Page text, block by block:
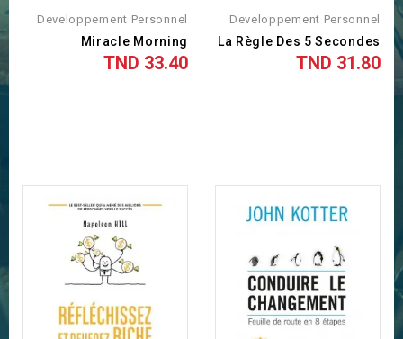
Developpement Personnel
Miracle Morning
السعر
33.40 TND
Developpement Personnel
La Règle Des 5 Secondes
السعر
31.80 TND